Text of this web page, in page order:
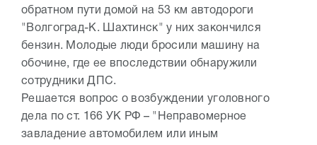
обратном пути домой на 53 км автодороги
"Волгоград-К. Шахтинск" у них закончился
бензин. Молодые люди бросили машину на
обочине, где ее впоследствии обнаружили
сотрудники ДПС.
Решается вопрос о возбуждении уголовного
дела по ст. 166 УК РФ – "Неправомерное
завладение автомобилем или иным